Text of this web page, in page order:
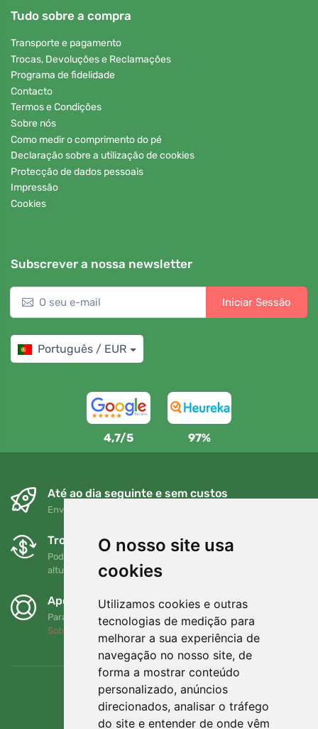
O nosso site usa
cookies
Utilizamos cookies e outras
tecnologias de medição para
melhorar a sua experiência de
navegação no nosso site, de
forma a mostrar conteúdo
personalizado, anúncios
direcionados, analisar o tráfego
do site e entender de onde vêm
Tudo sobre a compra
Transporte e pagamento
Trocas, Devoluções e Reclamações
Programa de fidelidade
Contacto
Termos e Condições
Sobre nós
Como medir o comprimento do pé
Declaração sobre a utilização de cookies
Protecção de dados pessoais
Impressão
Cookies
Subscrever a nossa newsletter
Iniciar Sessão
Português / EUR
4,7/5 97%
Até ao dia seguinte e sem custos
Envio gratuito para encomendas superiores a 80 EUR
Trocas e devoluções gratuitas
Pode devolver ou trocar a sua encomenda em qualquer
altura no prazo de 90 dias
Apoiamos a Trees.org
Para cada encomenda plantamos uma árvore! Leia mais
Sobre nós